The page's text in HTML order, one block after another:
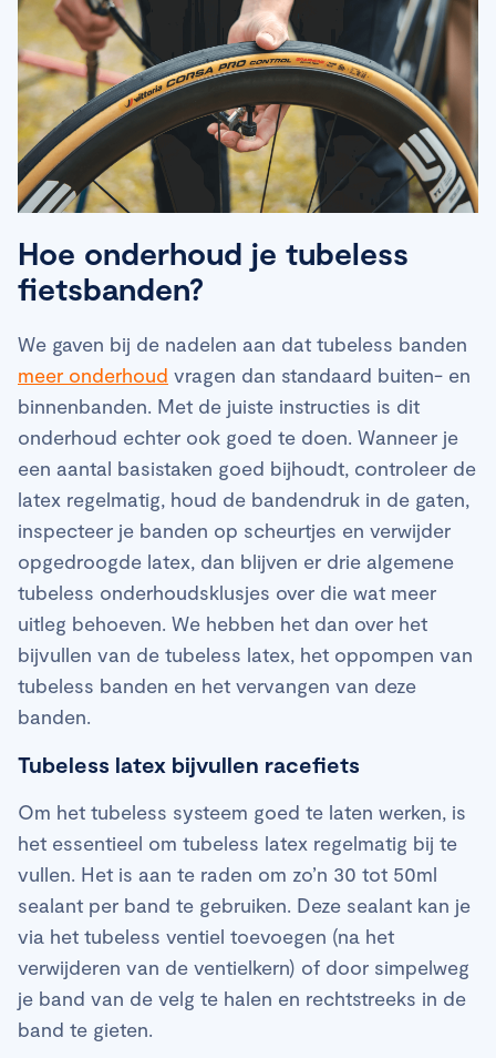
Hoe onderhoud je tubeless
fietsbanden?
We gaven bij de nadelen aan dat tubeless banden
meer onderhoud vragen dan standaard buiten- en
binnenbanden. Met de juiste instructies is dit
onderhoud echter ook goed te doen. Wanneer je
een aantal basistaken goed bijhoudt, controleer de
latex regelmatig, houd de bandendruk in de gaten,
inspecteer je banden op scheurtjes en verwijder
opgedroogde latex, dan blijven er drie algemene
tubeless onderhoudsklusjes over die wat meer
uitleg behoeven. We hebben het dan over het
bijvullen van de tubeless latex, het oppompen van
tubeless banden en het vervangen van deze
banden.
Tubeless latex bijvullen racefiets
Om het tubeless systeem goed te laten werken, is
het essentieel om tubeless latex regelmatig bij te
vullen. Het is aan te raden om zo’n 30 tot 50ml
sealant per band te gebruiken. Deze sealant kan je
via het tubeless ventiel toevoegen (na het
verwijderen van de ventielkern) of door simpelweg
je band van de velg te halen en rechtstreeks in de
band te gieten.